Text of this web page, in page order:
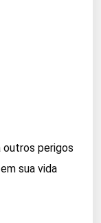
outros perigos
sua vida